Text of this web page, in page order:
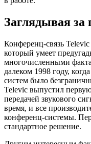
Заглядывая за
Конференц-связь Televic
который умеет
многочисленными
далеком 1998 году,
систем было
Televic выпустил
передачей звукового
время, и все
конференц-системы.
стандартное решение.